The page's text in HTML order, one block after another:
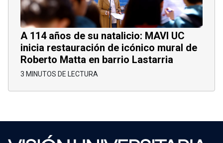
A 114 años de su natalicio: MAVI UC
inicia restauración de icónico mural de
Roberto Matta en barrio Lastarria
3 MINUTOS DE LECTURA